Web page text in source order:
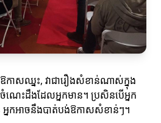
កាសឈ្នះ, វាជារឿងសំខាន់ណាស់ក្នុង
ណេះដឹងដែលអ្នកមាន។ ប្រសិនបើអ្នក
នកអាចនឹងបាត់បង់ឱកាសសំខាន់ៗ។